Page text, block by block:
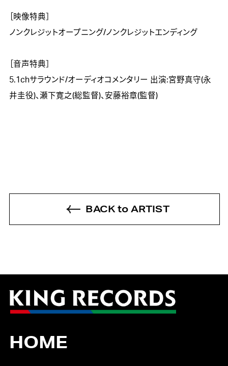
［映像特典］
ノンクレジットオープニング/ノンクレジットエンディング
［音声特典］
5.1chサラウンド/オーディオコメンタリー 出演:宮野真守(永
井圭役)、瀬下寛之(総監督)、安藤裕章(監督)
BACK to ARTIST
HOME